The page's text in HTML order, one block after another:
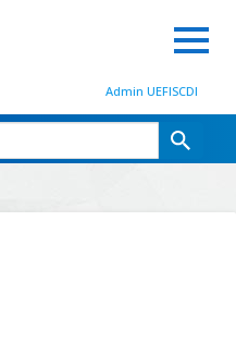
Admin UEFISCDI